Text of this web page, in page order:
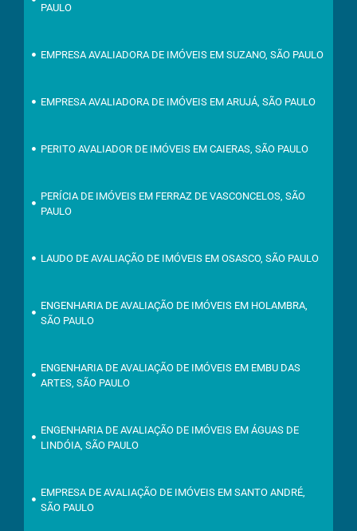
PAULO
EMPRESA AVALIADORA DE IMÓVEIS EM SUZANO, SÃO PAULO
EMPRESA AVALIADORA DE IMÓVEIS EM ARUJÁ, SÃO PAULO
PERITO AVALIADOR DE IMÓVEIS EM CAIERAS, SÃO PAULO
PERÍCIA DE IMÓVEIS EM FERRAZ DE VASCONCELOS, SÃO
PAULO
LAUDO DE AVALIAÇÃO DE IMÓVEIS EM OSASCO, SÃO PAULO
ENGENHARIA DE AVALIAÇÃO DE IMÓVEIS EM HOLAMBRA,
SÃO PAULO
ENGENHARIA DE AVALIAÇÃO DE IMÓVEIS EM EMBU DAS
ARTES, SÃO PAULO
ENGENHARIA DE AVALIAÇÃO DE IMÓVEIS EM ÁGUAS DE
LINDÓIA, SÃO PAULO
EMPRESA DE AVALIAÇÃO DE IMÓVEIS EM SANTO ANDRÉ,
SÃO PAULO